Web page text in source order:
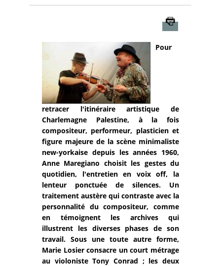
Pour
retracer l'itinéraire artistique de
Charlemagne Palestine, à la fois
compositeur, performeur, plasticien et
figure majeure de la scène minimaliste
new-yorkaise depuis les années 1960,
Anne Maregiano choisit les gestes du
quotidien, l'entretien en voix off, la
lenteur ponctuée de silences. Un
traitement austère qui contraste avec la
personnalité du compositeur, comme
en témoignent les archives qui
illustrent les diverses phases de son
travail. Sous une toute autre forme,
Marie Losier consacre un court métrage
au violoniste Tony Conrad ; les deux